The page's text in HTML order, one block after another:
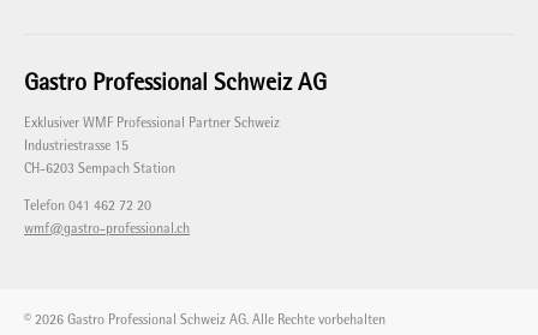
Gastro Professional Schweiz AG
Exklusiver WMF Professional Partner Schweiz
Industriestrasse 15
CH-6203 Sempach Station
Telefon 041 462 72 20
wmf@gastro-professional.ch
© 2026 Gastro Professional Schweiz AG. Alle Rechte vorbehalten